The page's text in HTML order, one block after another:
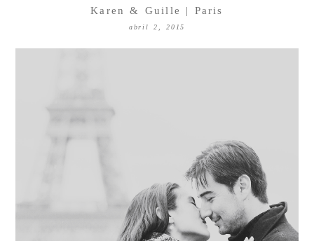
Karen & Guille | Paris
abril 2, 2015